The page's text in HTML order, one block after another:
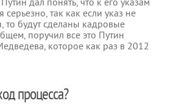
дал понять, что к его указам
серьезно, так как если указ не
то будут сделаны кадровые
поручил все это Путин
которое как раз в 2012
процесса?